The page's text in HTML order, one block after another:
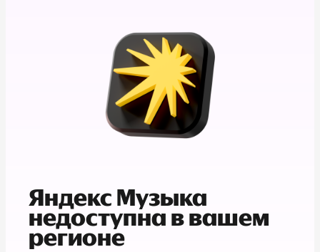
Яндекс Музыка
недоступна в вашем
регионе